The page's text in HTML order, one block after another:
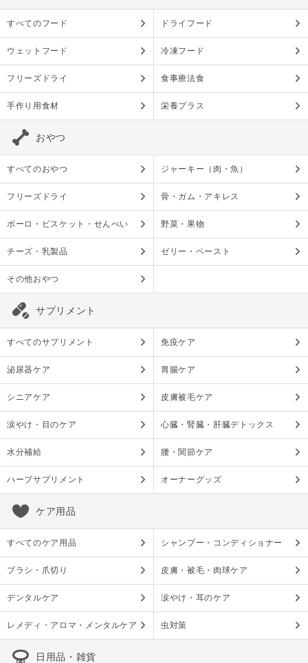
すべてのフード ドライフード
ウェットフード 冷凍フード
フリーズドライ 食事療法食
手作り用食材 栄養プラス
おやつ
すべてのおやつ ジャーキー（肉・魚）
フリーズドライ 骨・ガム・アキレス
ボーロ・ビスケット・せんべい 野菜・果物
チーズ・乳製品 ゼリー・ペースト
その他おやつ
サプリメント
すべてのサプリメント 免疫ケア
泌尿器ケア 胃腸ケア
シニアケア 皮膚被毛ケア
涙やけ・目のケア 心臓・腎臓・肝臓デトックス
水分補給 腰・関節ケア
ハーブサプリメント オーナーグッズ
ケア用品
すべてのケア用品 シャンプー・コンディショナー
ブラシ・爪切り 皮膚・被毛・肉球ケア
デンタルケア 涙やけ・耳のケア
レメディ・アロマ・メンタルケア 虫対策
日用品・雑貨